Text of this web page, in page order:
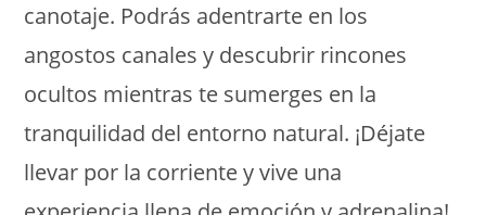
canotaje. Podrás adentrarte en los
angostos canales y descubrir rincones
ocultos mientras te sumerges en la
tranquilidad del entorno natural. ¡Déjate
llevar por la corriente y vive una